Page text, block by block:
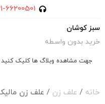
66200501
سبز کوشان
خرید بدون واسطه
جهت مشاهده وبلاگ ها کلیک کنید
خانه / علف زن / علف زن مالیکا